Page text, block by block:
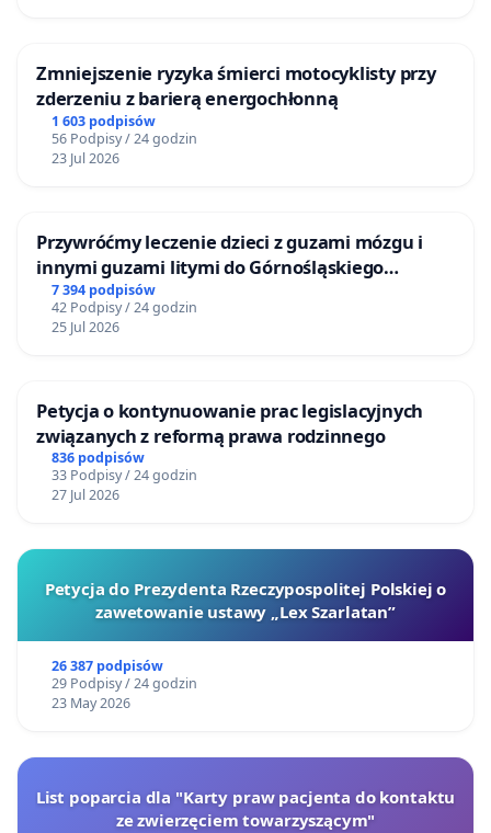
Zmniejszenie ryzyka śmierci motocyklisty przy
zderzeniu z barierą energochłonną
1 603 podpisów
56 Podpisy / 24 godzin
23 Jul 2026
Przywróćmy leczenie dzieci z guzami mózgu i
innymi guzami litymi do Górnośląskiego
Centrum Zdrowia Dziecka w Katowicach
7 394 podpisów
42 Podpisy / 24 godzin
25 Jul 2026
Petycja o kontynuowanie prac legislacyjnych
związanych z reformą prawa rodzinnego
836 podpisów
33 Podpisy / 24 godzin
27 Jul 2026
Petycja do Prezydenta Rzeczypospolitej Polskiej o
zawetowanie ustawy „Lex Szarlatan”
26 387 podpisów
29 Podpisy / 24 godzin
23 May 2026
List poparcia dla "Karty praw pacjenta do kontaktu
ze zwierzęciem towarzyszącym"